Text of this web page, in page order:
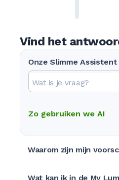
Vind het
Onze Slimme
Zo gebruiken we AI
Waarom zijn mijn
Wat kan ik in de My